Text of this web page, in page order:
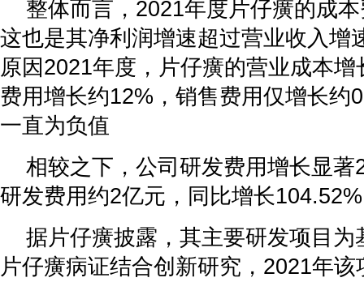
整体而言，2021年度片仔癀的成
这也是其净利润增速超过营业收入增
原因2021年度，片仔癀的营业成本
费用增长约12%，销售费用仅增长约
一直为负值
相较之下，公司研发费用增长显著
研发费用约2亿元，同比增长104.52%
据片仔癀披露，其主要研发项目为
片仔癀病证结合创新研究，2021年